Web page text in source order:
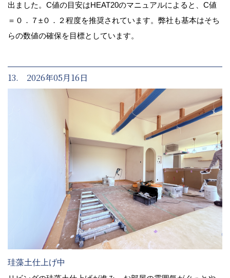
出ました。C値の目安はHEAT20のマニュアルによると、C値
＝０．７±０．２程度を推奨されています。弊社も基本はそち
らの数値の確保を目標としています。
13. 2026年05月16日
珪藻土仕上げ中